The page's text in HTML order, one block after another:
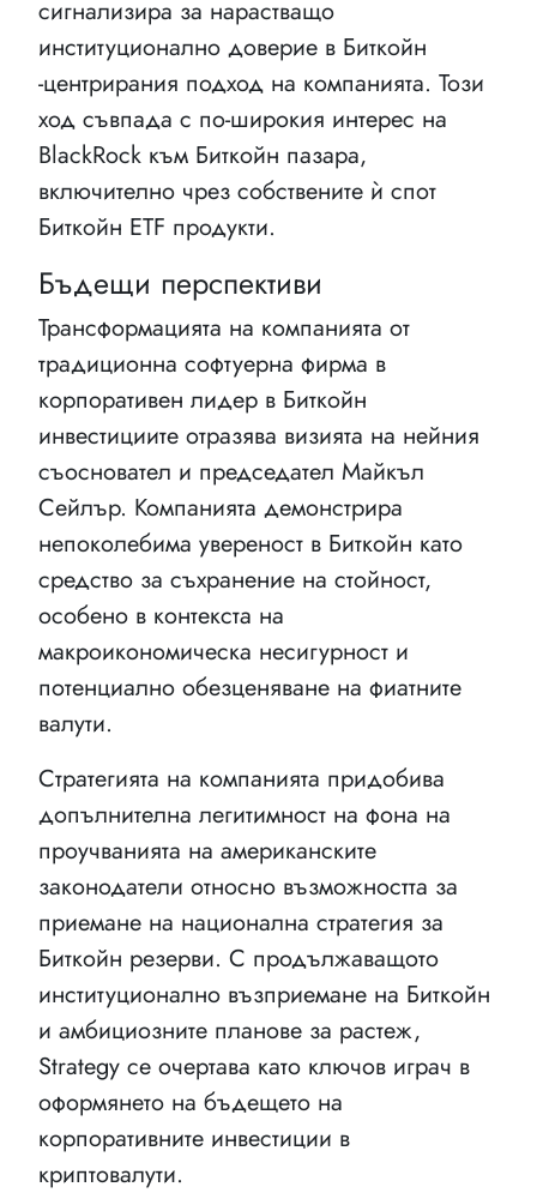
сигнализира за нарастващо
институционално доверие в Биткойн
-центрирания подход на компанията. Този
ход съвпада с по-широкия интерес на
BlackRock към Биткойн пазара,
включително чрез собствените ѝ спот
Биткойн ETF продукти.
Бъдещи перспективи
Трансформацията на компанията от
традиционна софтуерна фирма в
корпоративен лидер в Биткойн
инвестициите отразява визията на нейния
съосновател и председател Майкъл
Сейлър. Компанията демонстрира
непоколебима увереност в Биткойн като
средство за съхранение на стойност,
особено в контекста на
макроикономическа несигурност и
потенциално обезценяване на фиатните
валути.
Стратегията на компанията придобива
допълнителна легитимност на фона на
проучванията на американските
законодатели относно възможността за
приемане на национална стратегия за
Биткойн резерви. С продължаващото
институционално възприемане на Биткойн
и амбициозните планове за растеж,
Strategy се очертава като ключов играч в
оформянето на бъдещето на
корпоративните инвестиции в
криптовалути.